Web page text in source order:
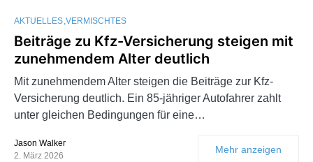
AKTUELLES VERMISCHTES
Beiträge zu Kfz-Versicherung steigen mit
zunehmendem Alter deutlich
Mit zunehmendem Alter steigen die Beiträge zur Kfz-
Versicherung deutlich. Ein 85-jähriger Autofahrer zahlt
unter gleichen Bedingungen für eine…
Jason Walker
2. März 2026
Mehr anzeigen